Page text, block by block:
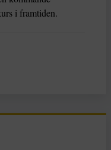
i framtiden.